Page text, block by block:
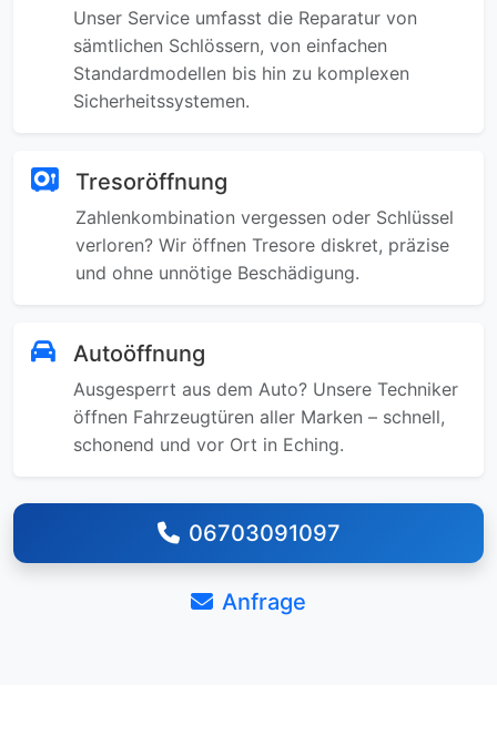
Unser Service umfasst die Reparatur von
sämtlichen Schlössern, von einfachen
Standardmodellen bis hin zu komplexen
Sicherheitssystemen.
Tresoröffnung
Zahlenkombination vergessen oder Schlüssel
verloren? Wir öffnen Tresore diskret, präzise
und ohne unnötige Beschädigung.
Autoöffnung
Ausgesperrt aus dem Auto? Unsere Techniker
öffnen Fahrzeugtüren aller Marken – schnell,
schonend und vor Ort in Eching.
06703091097
Anfrage